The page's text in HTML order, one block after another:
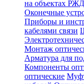
на объектах РЖД
Оконечные
Приборы и
кабелями связи
Монтаж
Арматура для
Компоненты
оптические